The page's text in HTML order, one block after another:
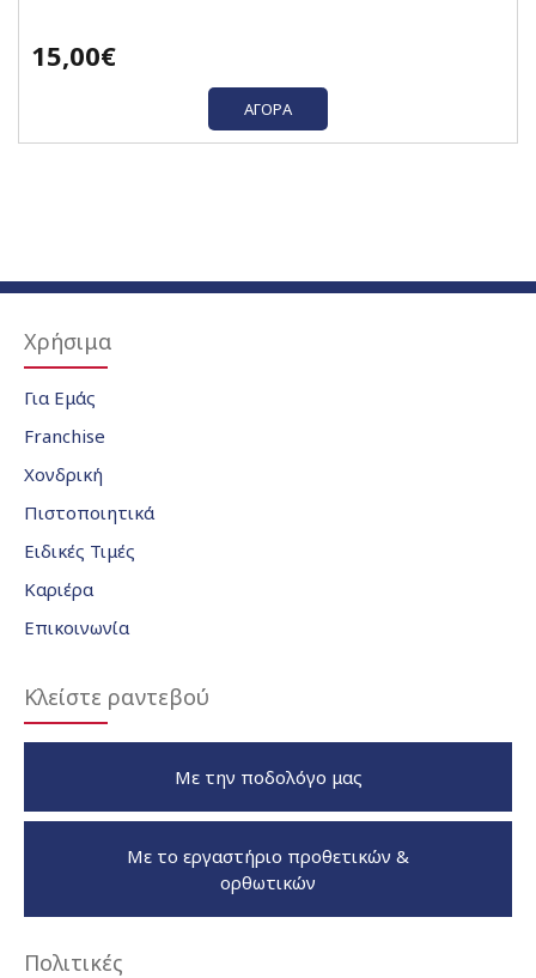
15,00€
ΑΓΟΡΆ
Χρήσιμα
Για Εμάς
Franchise
Χονδρική
Πιστοποιητικά
Ειδικές Τιμές
Καριέρα
Επικοινωνία
Κλείστε ραντεβού
Με την ποδολόγο μας
Με το εργαστήριο προθετικών &
ορθωτικών
Πολιτικές